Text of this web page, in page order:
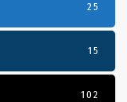
25
15
102